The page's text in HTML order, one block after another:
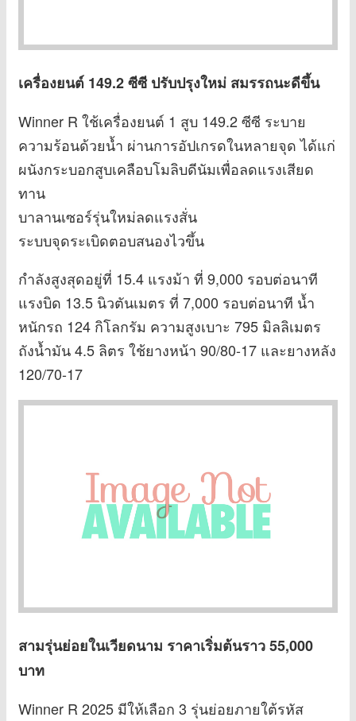
เครื่องยนต์ 149.2 ซีซี ปรับปรุงใหม่ สมรรถนะดีขึ้น
Winner R ใช้เครื่องยนต์ 1 สูบ 149.2 ซีซี ระบาย
ความร้อนด้วยน้ำ ผ่านการอัปเกรดในหลายจุด ได้แก่
ผนังกระบอกสูบเคลือบโมลิบดีนัมเพื่อลดแรงเสียด
ทาน
บาลานเซอร์รุ่นใหม่ลดแรงสั่น
ระบบจุดระเบิดตอบสนองไวขึ้น
กำลังสูงสุดอยู่ที่ 15.4 แรงม้า ที่ 9,000 รอบต่อนาที
แรงบิด 13.5 นิวตันเมตร ที่ 7,000 รอบต่อนาที น้ำ
หนักรถ 124 กิโลกรัม ความสูงเบาะ 795 มิลลิเมตร
ถังน้ำมัน 4.5 ลิตร ใช้ยางหน้า 90/80-17 และยางหลัง
120/70-17
สามรุ่นย่อยในเวียดนาม ราคาเริ่มต้นราว 55,000
บาท
Winner R 2025 มีให้เลือก 3 รุ่นย่อยภายใต้รหัส